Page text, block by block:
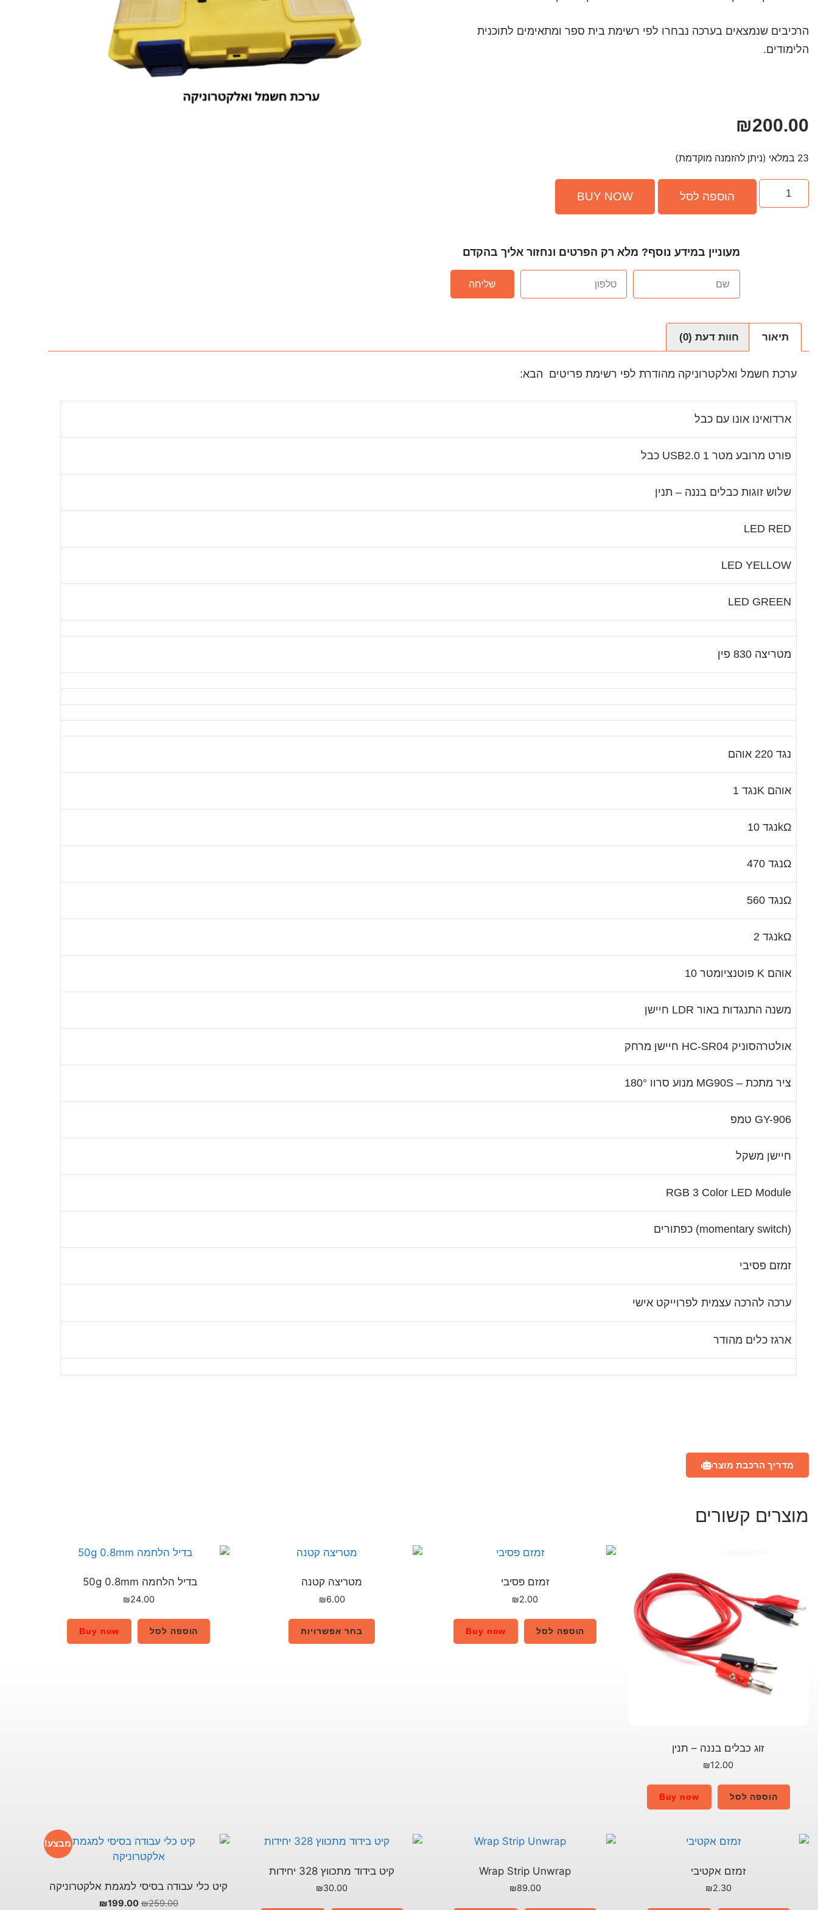
הרכיבים שנמצאים בערכה נבחרו לפי רשימת בית ספר ומתאימים לתוכנית
הלימודים.
₪200.00
23 במלאי (ניתן להזמנה מוקדמת)
הוספה לסל BUY NOW
מעוניין במידע נוסף? מלא רק הפרטים ונחזור אליך בהקדם
שליחה
תיאור חוות דעת (0)
ערכת חשמל ואלקטרוניקה מהודרת לפי רשימת פריטים הבא:
ארדואינו אונו עם כבל
כבל USB2.0 פורט מרובע מטר 1
שלוש זוגות כבלים בננה – תנין
LED RED
LED YELLOW
LED GREEN
מטריצה 830 פין
נגד 220 אוהם
נגד 1K אוהם
נגד 10kΩ
נגד 470Ω
נגד 560Ω
נגד 2kΩ
פוטנציומטר 10 K אוהם
חיישן LDR משנה התנגדות באור
חיישן מרחק HC-SR04 אולטרהסוניק
מנוע סרוו 180° MG90S – ציר מתכת
טמפ GY-906
חיישן משקל
RGB 3 Color LED Module
כפתורים (momentary switch)
זמזם פסיבי
ערכה להרכה עצמית לפרוייקט אישי
ארגז כלים מהודר
מדריך הרכבת מוצר
מוצרים קשורים
זוג כבלים בננה – תנין
₪12.00
הוספה לסל Buy now
זמזם פסיבי
₪2.00
הוספה לסל Buy now
מטריצה קטנה
₪6.00
בחר אפשרויות
בדיל הלחמה 50g 0.8mm
₪24.00
הוספה לסל Buy now
זמזם אקטיבי
₪2.30
Wrap Strip Unwrap
₪89.00
קיט בידוד מתכווץ 328 יחידות
₪30.00
מבצע!
קיט כלי עבודה בסיסי למגמת אלקטרוניקה
₪259.00
₪199.00